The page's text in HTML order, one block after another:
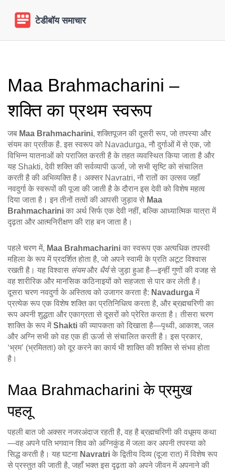
Maa Brahmacharini –
शक्ति का प्रथम स्वरूप
जब Maa Brahmacharini, शक्तिपूजन की दूसरी रूप, जो तपस्या और
संयम का प्रतीक है. इस स्वरूप को Navadurga, नौ दुर्गाओं में से एक, जो
विभिन्न यातनाओं को पराजित करती है के तहत व्यवस्थित किया जाता है और
यह Shakti, देवी शक्ति की सर्वव्यापी ऊर्जा, जो सभी सृष्टि को संचालित
करती है की अभिव्यक्ति है। अक्सर Navratri, नौ रातों का उत्सव जहाँ
नवदुर्गा के स्वरूपों की पूजा की जाती है के दौरान इस देवी को विशेष महत्व
दिया जाता है। इन तीनों तत्वों की आपसी जुड़ाव से Maa
Brahmacharini का अर्थ सिर्फ एक देवी नहीं, बल्कि आध्यात्मिक यात्रा में
दृढ़ता और आत्मनिरीक्षण की राह बन जाता है।
पहले चरण में, Maa Brahmacharini का स्वरूप एक अत्यधिक तपस्वी
महिला के रूप में प्रदर्शित होता है, जो अपने स्वामी के प्रति अटूट विश्वास
रखती है। यह विश्वास संयमऔर धैर्यसे जुड़ा हुआ है—इन्हीं गुणों की वजह से
वह शारीरिक और मानसिक कठिनाइयों को सहजता से पार कर लेती है।
दूसरा चरण नवदुर्गा के अस्तित्व को उजागर करता है: Navadurga में
प्रत्येक रूप एक विशेष शक्ति का प्रतिनिधित्व करता है, और ब्रह्मचरिणी का
रूप अपनी शुद्धता और एकाग्रता से दूसरों को प्रेरित करता है। तीसरा चरण
शाक्ति के रूप मेंShakti की व्यापकता को दिखाता है—पृथ्वी, आकाश, जल
और अग्नि सभी को वह एक ही ऊर्जा से संचालित करती है। इस प्रकार,
‘भ्रम’ (भ्रमितता) को दूर करने का कार्य भी शाक्ति की शक्ति से संभव होता
है।
Maa Brahmacharini के प्रमुख
पहलू
पहली बात जो अक्सर नजरअंदाज रहती है, वह है ब्रह्मचरिणी की वधूमय कथा
—वह अपने पति भगवान शिव को अग्निकुंड में जला कर अपनी तपस्या को
सिद्ध करती है। यह घटना Navratri के द्वितीय दिव्य (दूजा रात) में विशेष रूप
से प्रस्तुत की जाती है, जहाँ भक्त इस दृढ़ता को अपने जीवन में अपनाने की